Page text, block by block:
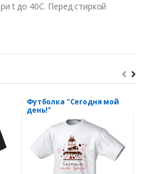
t до 40С. Перед стиркой
Футболка "Сегодня мой
день!"